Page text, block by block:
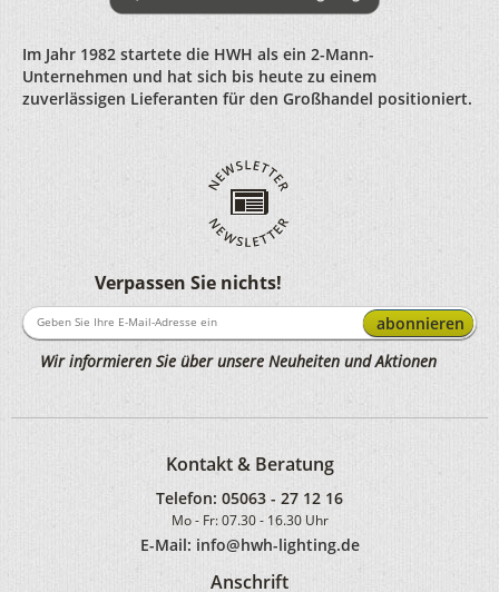
Im Jahr 1982 startete die HWH als ein 2-Mann-
Unternehmen und hat sich bis heute zu einem
zuverlässigen Lieferanten für den Großhandel positioniert.
Verpassen Sie nichts!
abonnieren
Wir informieren Sie über unsere Neuheiten und Aktionen
Kontakt & Beratung
Telefon: 05063 - 27 12 16
Mo - Fr: 07.30 - 16.30 Uhr
E-Mail: info@hwh-lighting.de
Anschrift